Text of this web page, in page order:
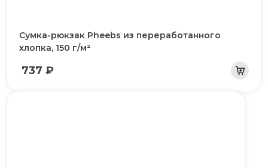
Сумка-рюкзак Pheebs из переработанного
хлопка, 150 г/м²
737 ₽